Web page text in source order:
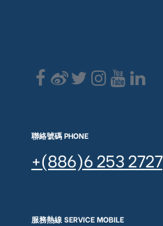
聯絡號碼 PHONE
+(886)6 253 2727
服務熱線 SERVICE MOBILE